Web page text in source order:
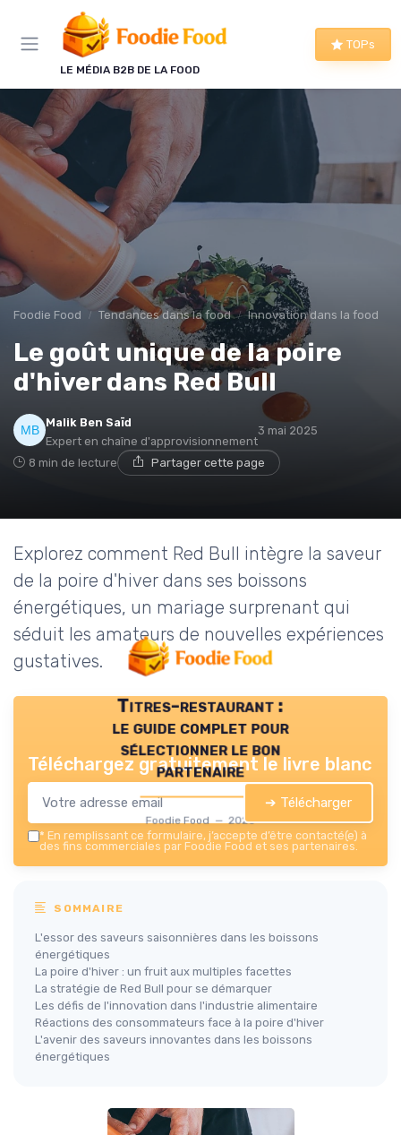
LE MÉDIA B2B DE LA FOOD
TOPs
Foodie Food Tendances dans la food Innovation dans la food
Le goût unique de la poire
d'hiver dans Red Bull
Malik Ben Saïd
Expert en chaîne d'approvisionnement
3 mai 2025
8 min de lecture Partager cette page
Explorez comment Red Bull intègre la saveur
de la poire d'hiver dans ses boissons
énergétiques, un mariage surprenant qui
séduit les amateurs de nouvelles expériences
gustatives.
Titres-restaurant :
le guide complet pour
sélectionner le bon
partenaire
Foodie Food — 2026
Téléchargez gratuitement le livre blanc
➔ Télécharger
* En remplissant ce formulaire, j’accepte d’être contacté(e) à
des fins commerciales par Foodie Food et ses partenaires.
SOMMAIRE
L'essor des saveurs saisonnières dans les boissons
énergétiques
La poire d'hiver : un fruit aux multiples facettes
La stratégie de Red Bull pour se démarquer
Les défis de l'innovation dans l'industrie alimentaire
Réactions des consommateurs face à la poire d'hiver
L'avenir des saveurs innovantes dans les boissons
énergétiques
Panneau de gestion des cookies